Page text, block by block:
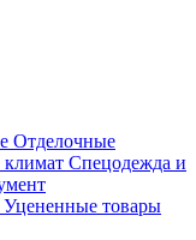
Отделочные
климат Спецодежда и
Уцененные товары